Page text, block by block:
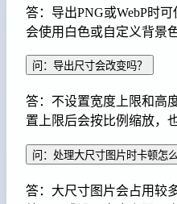
答：导出PNG或WebP时
会使用白色或自定义背景
问：导出尺寸会改变吗？
答：不设置宽度上限和高
置上限后会按比例缩放，
问：处理大尺寸图片时卡顿怎么
答：大尺寸图片会占用较